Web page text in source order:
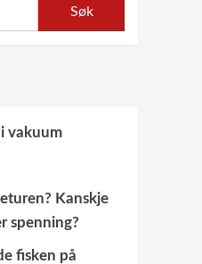
vakuum
Kanskje
spenning?
fisken på